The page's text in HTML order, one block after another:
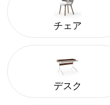
チェア
デスク